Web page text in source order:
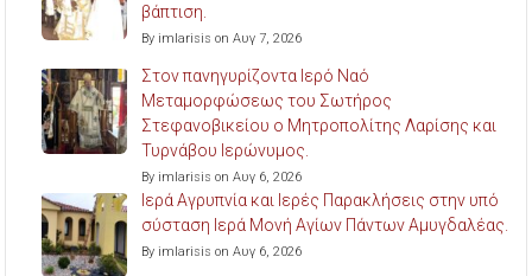
βάπτιση.
By imlarisis on Αυγ 7, 2026
Στον πανηγυρίζοντα Ιερό Ναό
Μεταμορφώσεως του Σωτήρος
Στεφανοβικείου ο Μητροπολίτης Λαρίσης και
Τυρνάβου Ιερώνυμος.
By imlarisis on Αυγ 6, 2026
Ιερά Αγρυπνία και Ιερές Παρακλήσεις στην υπό
σύσταση Ιερά Μονή Αγίων Πάντων Αμυγδαλέας.
By imlarisis on Αυγ 6, 2026